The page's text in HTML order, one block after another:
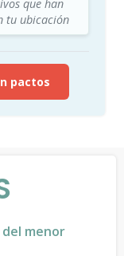
que han
tu ubicación
pactos
menor